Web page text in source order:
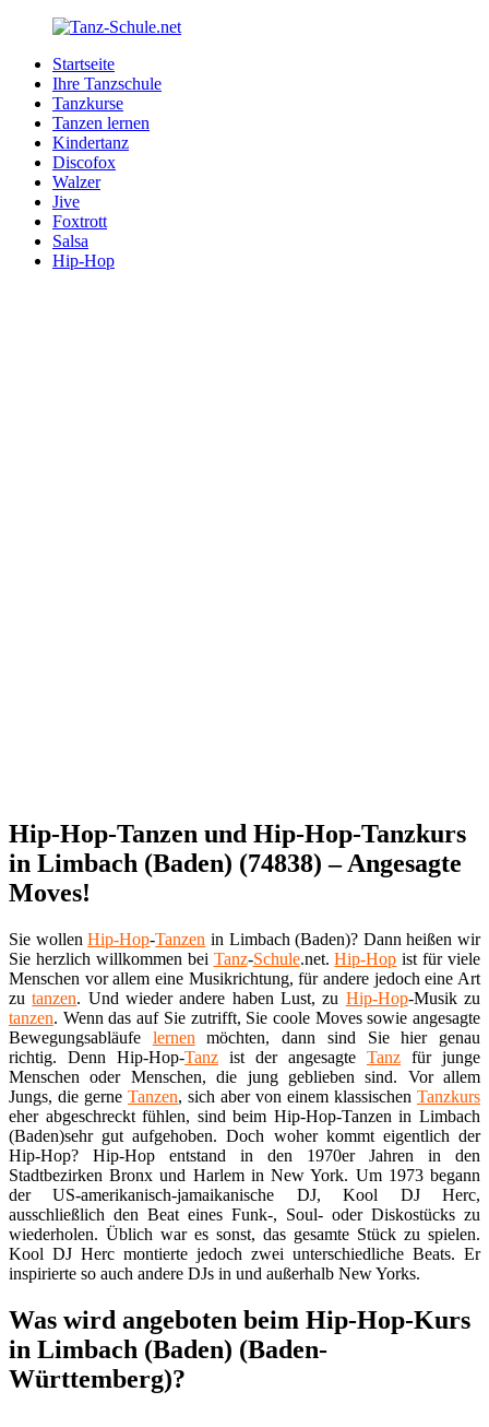
Zurück
Inhalt
Tanz-
Schule.net
Ihre
Tanzschule
Internet
Startseite
Ihre Tanzschule
Tanzkurse
Tanzen lernen
Kindertanz
Discofox
Walzer
Jive
Foxtrott
Salsa
Hip-Hop
Hip-Hop-Tanzen und Hip-Hop-Tanzkurs
in Limbach (Baden) (74838) – Angesagte
Moves!
Sie wollenHip-Hop-Tanzen in Limbach (Baden)? Dann heißen wir
Sie herzlich willkommen bei Tanz-Schule.net.Hip-Hop ist für viele
Menschen vor allem eine Musikrichtung, für andere jedoch eine Art
zutanzen. Und wieder andere haben Lust, zu Hip-Hop-Musik zu
tanzen. Wenn das auf Sie zutrifft, Sie coole Moves sowie angesagte
Bewegungsabläufe lernen möchten, dann sind Sie hier genau
richtig. Denn Hip-Hop-Tanz ist der angesagte Tanz für junge
Menschen oder Menschen, die jung geblieben sind. Vor allem
Jungs, die gerne Tanzen, sich aber von einem klassischen Tanzkurs
eher abgeschreckt fühlen, sind beim Hip-Hop-Tanzen in Limbach
(Baden)sehr gut aufgehoben. Doch woher kommt eigentlich der
Hip-Hop? Hip-Hop entstand in den 1970er Jahren in den
Stadtbezirken Bronx und Harlem in New York. Um 1973 begann
der US-amerikanisch-jamaikanische DJ, Kool DJ Herc,
ausschließlich den Beat eines Funk-, Soul- oder Diskostücks zu
wiederholen. Üblich war es sonst, das gesamte Stück zu spielen.
Kool DJ Herc montierte jedoch zwei unterschiedliche Beats. Er
inspirierte so auch andere DJs in und außerhalb New Yorks.
Was wird angeboten beim Hip-Hop-Kurs
in Limbach (Baden) (Baden-
Württemberg)?